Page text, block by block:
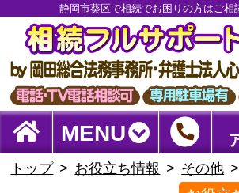
静岡市葵区で相続でお困りの方はご相
MENU
トップ お役立ち情報 その他